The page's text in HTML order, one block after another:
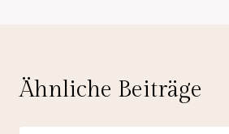
Ähnliche Beiträge